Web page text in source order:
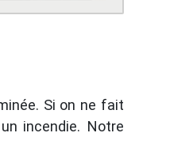
Si on ne fait
incendie. Notre